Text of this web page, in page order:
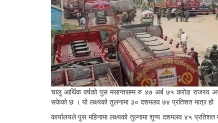
चालु आर्थिक वर्षको पुस मसान्तसम्म रु ४७ अर्ब ७५ करोड राजस्व
सकेको छ । यो लक्ष्यको तुलनामा ३० दशमलव ७४ प्रतिशत मात्र हो
कार्यालयले पुस महिनामा लक्ष्यको तुल्नामा शून्य दशमलव ४५